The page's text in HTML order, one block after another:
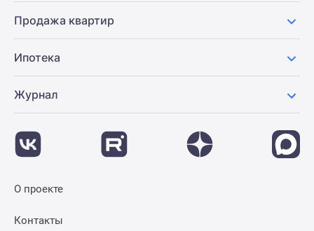
Продажа квартир
Ипотека
Журнал
О проекте
Контакты